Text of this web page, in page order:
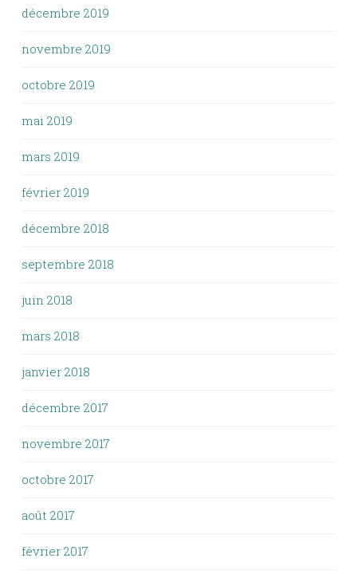
décembre 2019
novembre 2019
octobre 2019
mai 2019
mars 2019
février 2019
décembre 2018
septembre 2018
juin 2018
mars 2018
janvier 2018
décembre 2017
novembre 2017
octobre 2017
août 2017
février 2017